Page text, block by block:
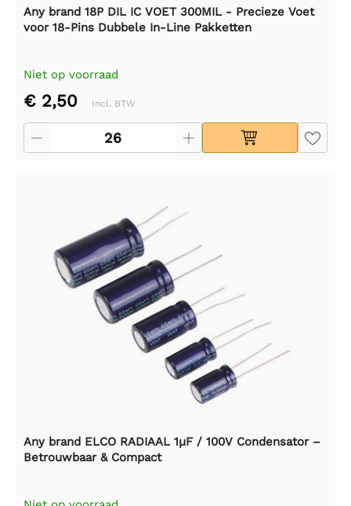
Any brand 18P DIL IC VOET 300MIL - Precieze Voet
voor 18-Pins Dubbele In-Line Pakketten
Niet op voorraad
€ 2,50 Incl. BTW
Any brand ELCO RADIAAL 1µF / 100V Condensator –
Betrouwbaar & Compact